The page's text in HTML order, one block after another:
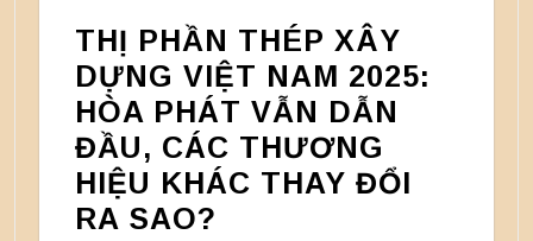
THỊ PHẦN THÉP XÂY
DỰNG VIỆT NAM 2025:
HÒA PHÁT VẪN DẪN
ĐẦU, CÁC THƯƠNG
HIỆU KHÁC THAY ĐỔI
RA SAO?